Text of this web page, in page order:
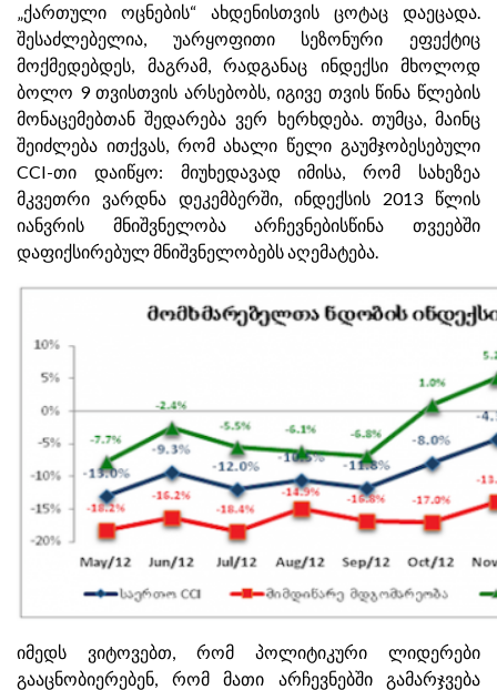
„ქართული ოცნების“ ახდენისთვის ცოტაც დაეცადა.
შესაძლებელია, უარყოფითი სეზონური ეფექტიც
მოქმედებდეს, მაგრამ, რადგანაც ინდექსი მხოლოდ
ბოლო 9 თვისთვის არსებობს, იგივე თვის წინა წლების
მონაცემებთან შედარება ვერ ხერხდება. თუმცა, მაინც
შეიძლება ითქვას, რომ ახალი წელი გაუმჯობესებული
CCI-თი დაიწყო: მიუხედავად იმისა, რომ სახეზეა
მკვეთრი ვარდნა დეკემბერში, ინდექსის 2013 წლის
იანვრის მნიშვნელობა არჩევნებისწინა თვეებში
დაფიქსირებულ მნიშვნელობებს აღემატება.
იმედს ვიტოვებთ, რომ პოლიტიკური ლიდერები
გააცნობიერებენ, რომ მათი არჩევნებში გამარჯვება